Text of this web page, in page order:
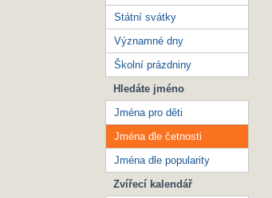
Státní svátky
Významné dny
Školní prázdniny
Hledáte jméno
Jména pro děti
Jména dle četnosti
Jména dle popularity
Zvířecí kalendář